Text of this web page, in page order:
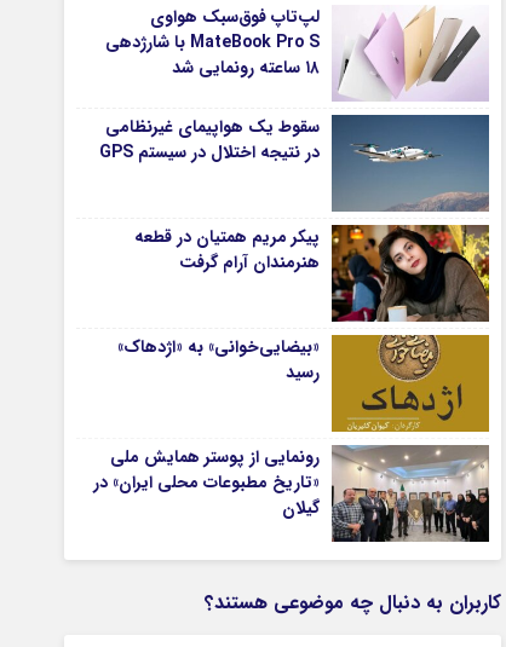
صنایع خلاق
لپ‌تاپ فوق‌سبک هواوی
MateBook Pro S با شارژدهی
۱۸ ساعته رونمایی شد
سقوط یک هواپیمای غیرنظامی
در نتیجه اختلال در سیستم‌ GPS
پیکر مریم همتیان در قطعه
هنرمندان آرام گرفت
«بیضایی‌خوانی» به «اژدهاک»
رسید
رونمایی از پوستر همایش ملی
«تاریخ مطبوعات محلی ایران» در
گیلان
کاربران به دنبال چه موضوعی هستند؟